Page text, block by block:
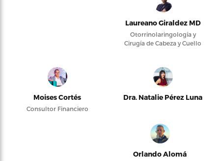
Laureano Giraldez MD
Otorrinolaringología y
Cirugía de Cabeza y Cuello
Moises Cortés
Consultor Financiero
Dra. Natalie Pérez Luna
Orlando Alomá